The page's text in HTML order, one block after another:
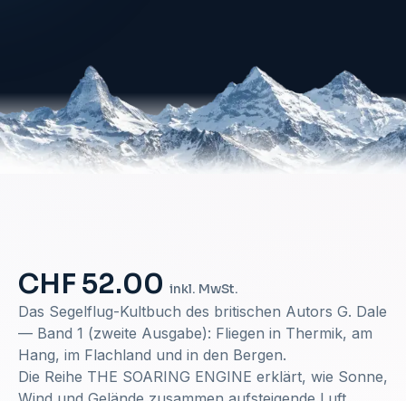
CHF 52.00 inkl. MwSt.
Das Segelflug-Kultbuch des britischen Autors G. Dale
— Band 1 (zweite Ausgabe): Fliegen in Thermik, am
Hang, im Flachland und in den Bergen.
Die Reihe THE SOARING ENGINE erklärt, wie Sonne,